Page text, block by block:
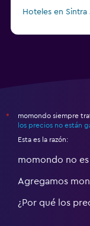
Hoteles en Sintra
*
momondo siempre
los precios no están
Esta es la razón:
momondo no
Agregamos
¿Por qué los